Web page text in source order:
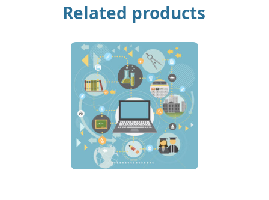
Related products